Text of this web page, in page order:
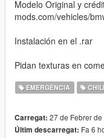
Modelo Original y
mods.com/vehicles/
Instalación en el .rar
Pidan texturas en
EMERGÈNCIA
Carregat: 27 de Febrer
Últim descarregat: Fa 6